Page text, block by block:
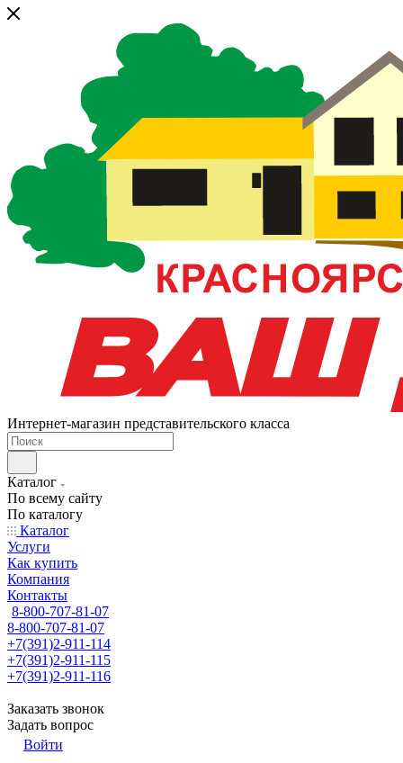
Интернет-магазин представительского класса
Каталог
По всему сайту
По каталогу
Каталог
Услуги
Как купить
Компания
Контакты
8-800-707-81-07
8-800-707-81-07
+7(391)2-911-114
+7(391)2-911-115
+7(391)2-911-116
Заказать звонок
Задать вопрос
Войти